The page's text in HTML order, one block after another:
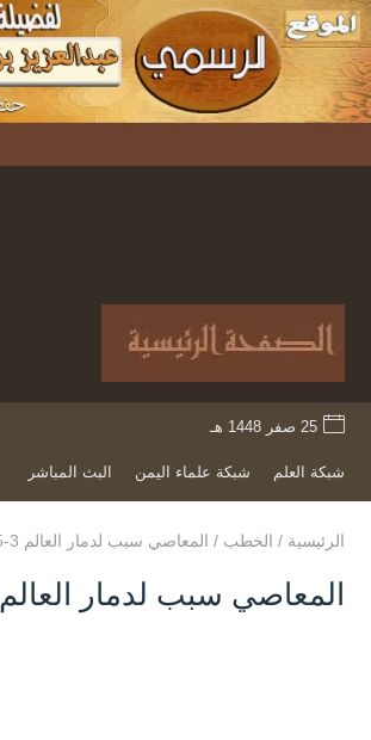
25 صفر 1448 هـ
شبكة العلم شبكة علماء اليمن البث المباشر
الرئيسية / الخطب / المعاصي سبب لدمار العالم 3-5-1445
المعاصي سبب لدمار العالم 3-5-1445